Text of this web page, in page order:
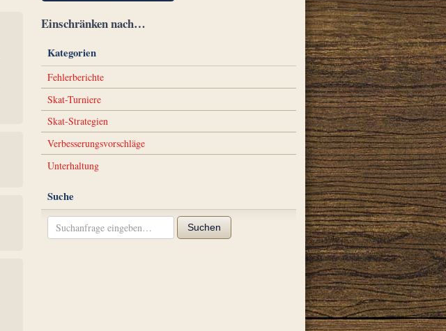
Einschränken nach…
Kategorien
Fehlerberichte
Skat-Turniere
Skat-Strategien
Verbesserungsvorschläge
Unterhaltung
Suche
Suchen